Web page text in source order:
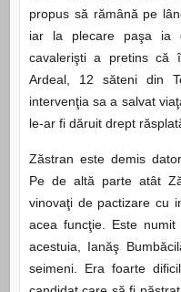
propus să rămână pe
iar la plecare paşa ia
cavalerişti a pretins
Ardeal, 12 săteni din
intervenţia sa a salvat
le-ar fi dăruit drept
Zăstran este demis
Pe de altă parte atât
vinovaţi de pactizare cu
acea funcţie. Este numit
acestuia, Ianăş
seimeni. Era foarte